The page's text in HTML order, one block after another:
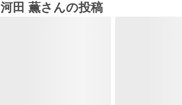
河田 薫さんの投稿